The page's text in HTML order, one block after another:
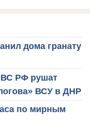
дома гранату
ВС РФ рушат
ВСУ в ДНР
по мирным